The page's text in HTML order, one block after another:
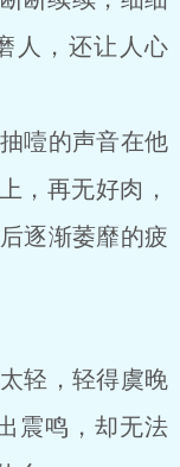
人，还让人心
噎的声音在他
，再无好肉，
逐渐萎靡的疲
轻，轻得虞晚
震鸣，却无法